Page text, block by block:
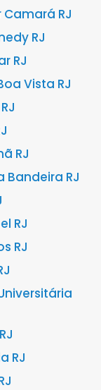
RJ
RJ
RJ
Vista RJ
RJ
Bandeira RJ
RJ
RJ
RJ